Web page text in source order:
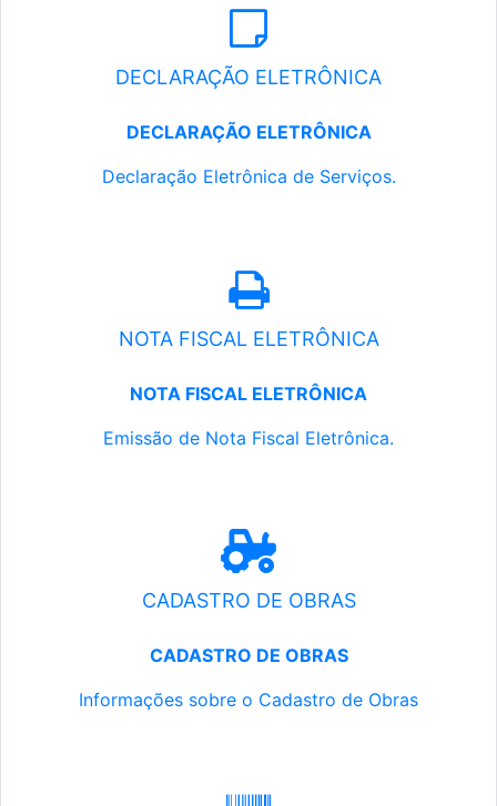
DECLARAÇÃO ELETRÔNICA
DECLARAÇÃO ELETRÔNICA
Declaração Eletrônica de Serviços.
NOTA FISCAL ELETRÔNICA
NOTA FISCAL ELETRÔNICA
Emissão de Nota Fiscal Eletrônica.
CADASTRO DE OBRAS
CADASTRO DE OBRAS
Informações sobre o Cadastro de Obras